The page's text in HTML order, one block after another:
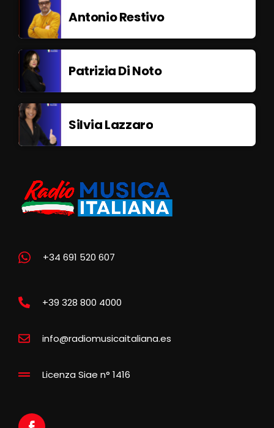
Antonio Restivo
Patrizia Di Noto
Silvia Lazzaro
+34 691 520 607
+39 328 800 4000
info@radiomusicaitaliana.es
Licenza Siae n° 1416